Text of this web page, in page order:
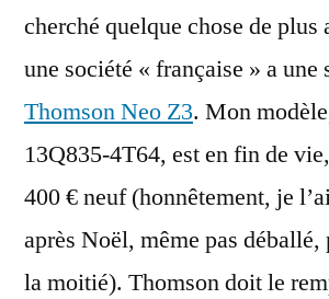
cherché quelque chose de plus
une société « française » a une
Thomson Neo Z3. Mon
13Q835-4T64, est en fin de
400 € neuf (honnêtement, je
après Noël, même pas déballé,
la moitié). Thomson doit le